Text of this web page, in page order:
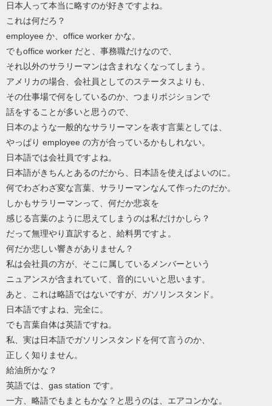
日本人って本当に略すのが好きですよね。
これは何だろ？
employee か、office worker かな。
でもoffice worker だと、事務職だけなので、
それ以外のサラリーマンは含まれなくなってしまう。
アメリカの場合、会社員としてのステータスよりも、
その仕事場で何をしているのか、つまりポジションで
話をすることが多いと思うので、
日本のような一般的なサラリーマンを表す言葉としては、
やっぱり employee の方が合っているかもしれない。
日本語では会社員ですよね。
日本語がきちんとあるのだから、日本語を使えばよいのに。
何でわざわざ変な言葉、サラリーマンなんて作ったのだか。
しかもサラリーマンって、何だか悲哀を
感じる言葉のように思えてしまうのは私だけかしら？
だって無理やり直訳すると、給料男ですよ。
何だか悲しい響きがありません？
私は会社員の方が、そこに属しているメンバーという
ニュアンスが含まれていて、音的にいいと思います。
あと、これは略語ではないですが、ガソリンスタンド。
日本語ですよね、完全に。
でも言葉自体は英語ですね。
私、実は日本語でガソリンスタンドを何て言うのか、
正しく知りません。
給油所かな？
英語では、gas station です。
一方、略語でもまともかな？と思うのは、エアコンかな。